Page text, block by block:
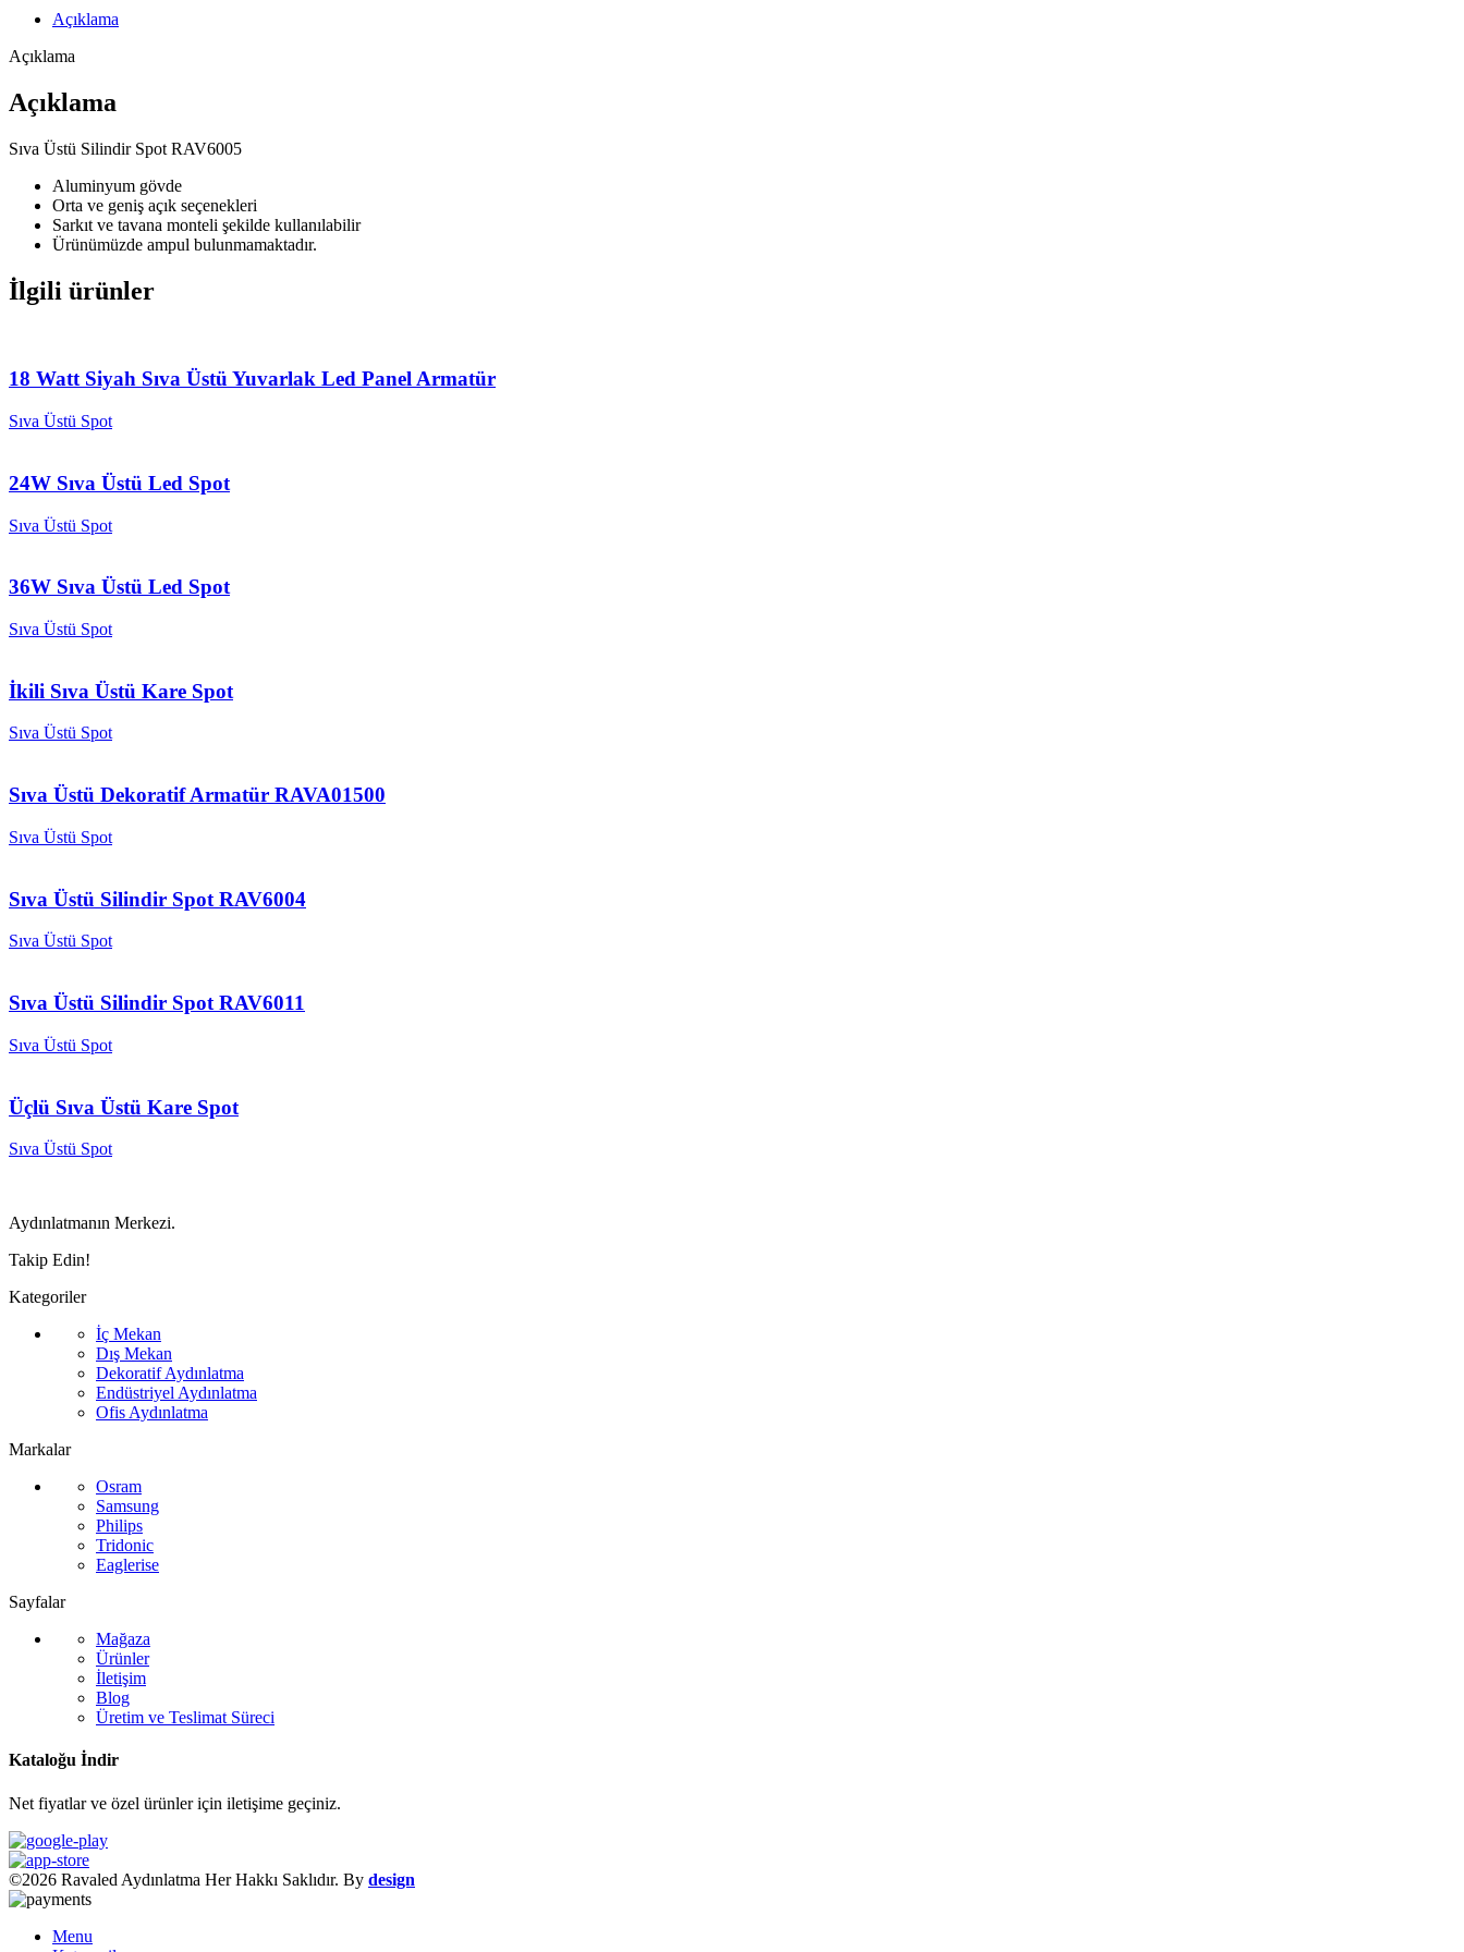
Açıklama
Açıklama
Açıklama
Sıva Üstü Silindir Spot RAV6005
Aluminyum gövde
Orta ve geniş açık seçenekleri
Sarkıt ve tavana monteli şekilde kullanılabilir
Ürünümüzde ampul bulunmamaktadır.
İlgili ürünler
18 Watt Siyah Sıva Üstü Yuvarlak Led Panel Armatür
Sıva Üstü Spot
24W Sıva Üstü Led Spot
Sıva Üstü Spot
36W Sıva Üstü Led Spot
Sıva Üstü Spot
İkili Sıva Üstü Kare Spot
Sıva Üstü Spot
Sıva Üstü Dekoratif Armatür RAVA01500
Sıva Üstü Spot
Sıva Üstü Silindir Spot RAV6004
Sıva Üstü Spot
Sıva Üstü Silindir Spot RAV6011
Sıva Üstü Spot
Üçlü Sıva Üstü Kare Spot
Sıva Üstü Spot
Aydınlatmanın Merkezi.
Takip Edin!
Kategoriler
İç Mekan
Dış Mekan
Dekoratif Aydınlatma
Endüstriyel Aydınlatma
Ofis Aydınlatma
Markalar
Osram
Samsung
Philips
Tridonic
Eaglerise
Sayfalar
Mağaza
Ürünler
İletişim
Blog
Üretim ve Teslimat Süreci
Kataloğu İndir
Net fiyatlar ve özel ürünler için iletişime geçiniz.
©2026 Ravaled Aydınlatma Her Hakkı Saklıdır. By design
Menu